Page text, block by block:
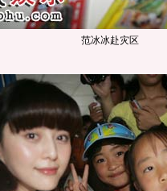
范冰冰赴灾区